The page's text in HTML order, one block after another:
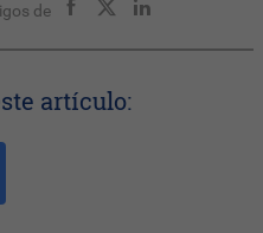
de
artículo: